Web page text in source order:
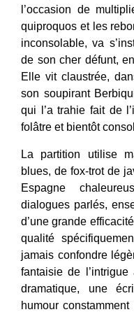
l’occasion de
quiproquos et les
inconsolable, va
de son cher défunt,
Elle vit claustrée,
son soupirant
qui l’a trahie fait de
folâtre et bientôt
La partition utilise
blues, de fox-trot de
Espagne
dialogues parlés,
d’une grande
qualité
jamais confondre
fantaisie de
dramatique, une
humour